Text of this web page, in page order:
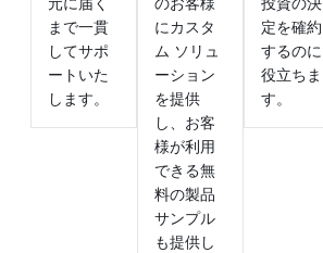
元に届く
まで一貫
してサポ
ートいた
します。
のお客様
にカスタ
ム ソリュ
ーション
を提供
し、お客
様が利用
できる無
料の製品
サンプル
も提供し
投資の決
定を確約
するのに
役立ちま
す。